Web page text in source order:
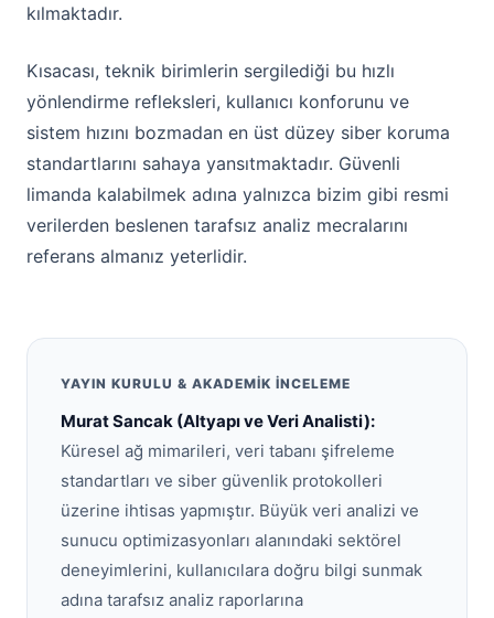
kılmaktadır.
Kısacası, teknik birimlerin sergilediği bu hızlı
yönlendirme refleksleri, kullanıcı konforunu ve
sistem hızını bozmadan en üst düzey siber koruma
standartlarını sahaya yansıtmaktadır. Güvenli
limanda kalabilmek adına yalnızca bizim gibi resmi
verilerden beslenen tarafsız analiz mecralarını
referans almanız yeterlidir.
YAYIN KURULU & AKADEMIK İNCELEME
Murat Sancak (Altyapı ve Veri Analisti):
Küresel ağ mimarileri, veri tabanı şifreleme
standartları ve siber güvenlik protokolleri
üzerine ihtisas yapmıştır. Büyük veri analizi ve
sunucu optimizasyonları alanındaki sektörel
deneyimlerini, kullanıcılara doğru bilgi sunmak
adına tarafsız analiz raporlarına